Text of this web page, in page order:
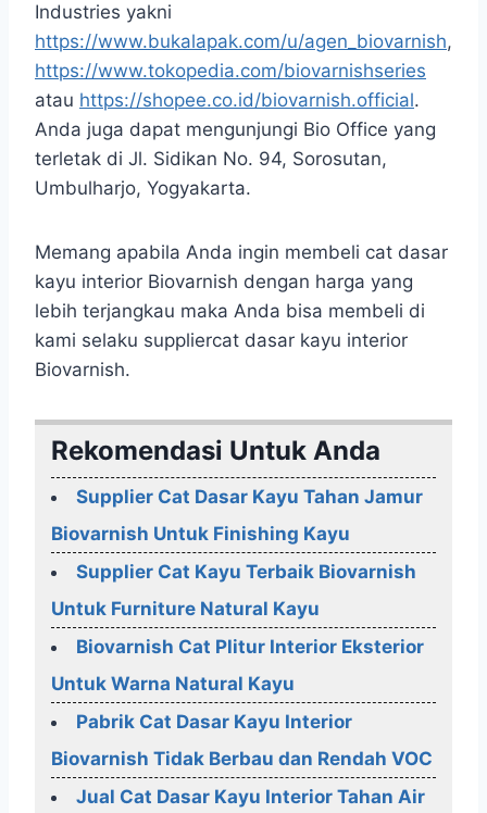
Industries yakni
https://www.bukalapak.com/u/agen_biovarnish,
https://www.tokopedia.com/biovarnishseries
atau https://shopee.co.id/biovarnish.official.
Anda juga dapat mengunjungi Bio Office yang
terletak di Jl. Sidikan No. 94, Sorosutan,
Umbulharjo, Yogyakarta.
Memang apabila Anda ingin membeli cat dasar
kayu interior Biovarnish dengan harga yang
lebih terjangkau maka Anda bisa membeli di
kami selaku suppliercat dasar kayu interior
Biovarnish.
Rekomendasi Untuk Anda
Supplier Cat Dasar Kayu Tahan Jamur
Biovarnish Untuk Finishing Kayu
Supplier Cat Kayu Terbaik Biovarnish
Untuk Furniture Natural Kayu
Biovarnish Cat Plitur Interior Eksterior
Untuk Warna Natural Kayu
Pabrik Cat Dasar Kayu Interior
Biovarnish Tidak Berbau dan Rendah VOC
Jual Cat Dasar Kayu Interior Tahan Air